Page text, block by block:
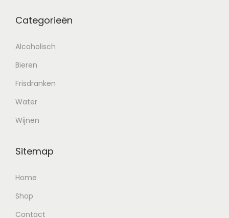
Categorieën
Alcoholisch
Bieren
Frisdranken
Water
Wijnen
Sitemap
Home
Shop
Contact